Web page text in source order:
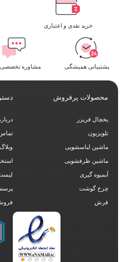
خرید نقدی و اعتباری
پشتیبانی همیشگی مشاوره تخصصی
محصولات پرفروش
یخچال فریزر
تلویزیون
ماشین لباسشویی
ماشین ظرفشویی
آبمیوه گیری
چرخ گوشت
فرش
تماس
وبلاگ